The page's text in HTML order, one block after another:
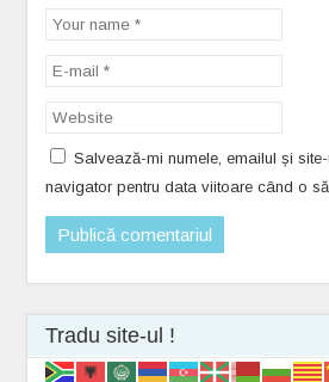
Salvează-mi numele, emailul și
navigator pentru data viitoare când o
Tradu site-ul !